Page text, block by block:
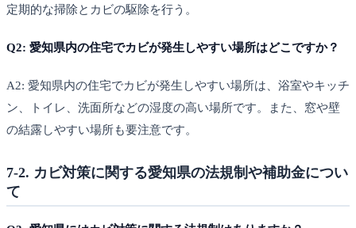
定期的な掃除とカビの駆除を行う。
Q2: 愛知県内の住宅でカビが発生しやすい場所はどこですか？
A2: 愛知県内の住宅でカビが発生しやすい場所は、浴室やキッチ
ン、トイレ、洗面所などの湿度の高い場所です。また、窓や壁
の結露しやすい場所も要注意です。
7-2. カビ対策に関する愛知県の法規制や補助金につい
て